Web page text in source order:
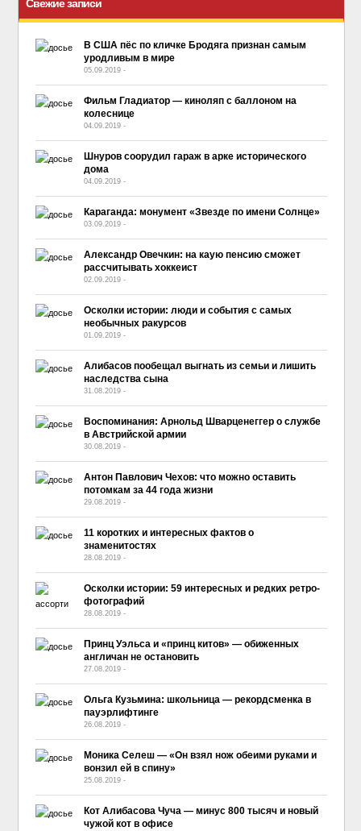
Свежие записи
В США пёс по кличке Бродяга признан самым
уродливым в мире
05.09.2019 -
Фильм Гладиатор — киноляп с баллоном на
колеснице
04.09.2019 -
Шнуров соорудил гараж в арке исторического
дома
04.09.2019 -
Караганда: монумент «Звезде по имени Солнце»
03.09.2019 -
Александр Овечкин: на каую пенсию сможет
рассчитывать хоккеист
02.09.2019 -
Осколки истории: люди и события с самых
необычных ракурсов
01.09.2019 -
Алибасов пообещал выгнать из семьи и лишить
наследства сына
31.08.2019 -
Воспоминания: Арнольд Шварценеггер о службе
в Австрийской армии
30.08.2019 -
Антон Павлович Чехов: что можно оставить
потомкам за 44 года жизни
29.08.2019 -
11 коротких и интересных фактов о
знаменитостях
28.08.2019 -
Осколки истории: 59 интересных и редких ретро-
фотографий
28.08.2019 -
Принц Уэльса и «принц китов» — обиженных
англичан не остановить
27.08.2019 -
Ольга Кузьмина: школьница — рекордсменка в
пауэрлифтинге
26.08.2019 -
Моника Селеш — «Он взял нож обеими руками и
вонзил ей в спину»
25.08.2019 -
Кот Алибасова Чуча — минус 800 тысяч и новый
чужой кот в офисе